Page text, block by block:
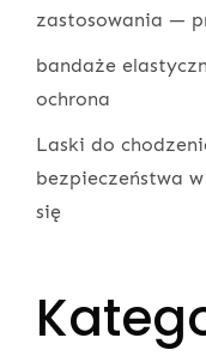
zastosowania —
bandaże
ochrona
Laski do
bezpieczeństwa
się